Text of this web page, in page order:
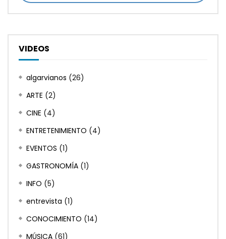
VIDEOS
algarvianos (26)
ARTE (2)
CINE (4)
ENTRETENIMIENTO (4)
EVENTOS (1)
GASTRONOMÍA (1)
INFO (5)
entrevista (1)
CONOCIMIENTO (14)
MÚSICA (61)